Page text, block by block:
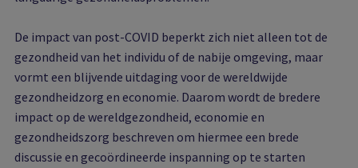
De impact van post-COVID beperkt zich niet alleen tot de
gezondheid van het individu of de nabije omgeving, maar
vormt een blijvende uitdaging voor de wereldwijde
gezondheidzorg en economie. Daarom wordt de bredere
impact op de wereldgezondheid, economie en
gezondheidszorg beschreven om hiermee een brede
discussie en gecoördineerde inspanning op te starten